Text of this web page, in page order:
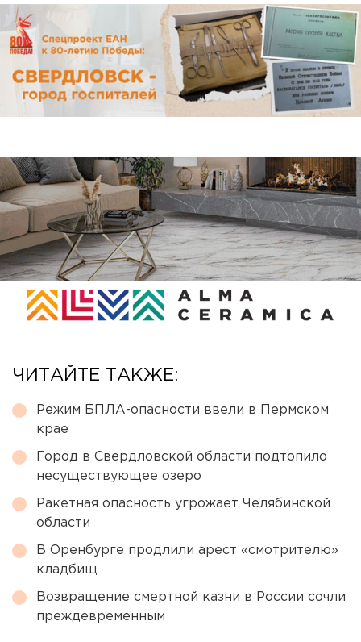
ЧИТАЙТЕ ТАКЖЕ:
Режим БПЛА-опасности ввели в Пермском
крае
Город в Свердловской области подтопило
несуществующее озеро
Ракетная опасность угрожает Челябинской
области
В Оренбурге продлили арест «смотрителю»
кладбищ
Возвращение смертной казни в России сочли
преждевременным